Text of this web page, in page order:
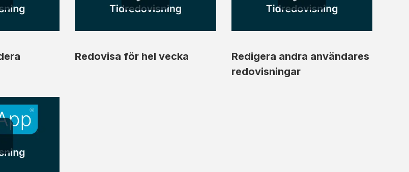
Redovisa för hel vecka
Redigera andra användares
redovisningar